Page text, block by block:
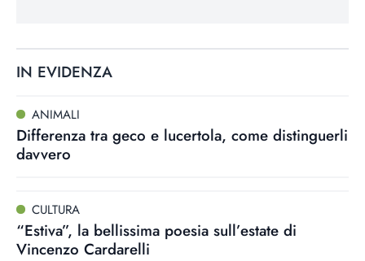
IN EVIDENZA
ANIMALI
Differenza tra geco e lucertola, come distinguerli
davvero
CULTURA
“Estiva”, la bellissima poesia sull’estate di
Vincenzo Cardarelli